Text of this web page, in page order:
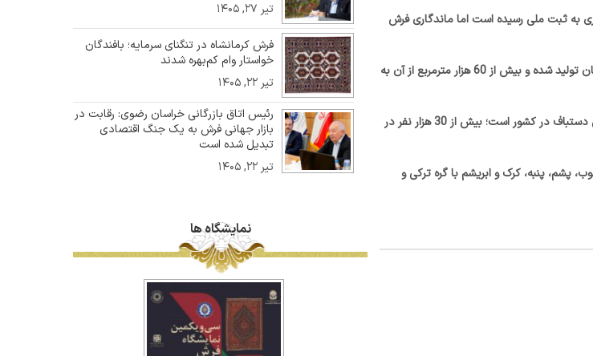
به ثبت ملی رسیده است اما ماندگاری فرش
سالانه 100 هزار مترمربع فرش نفیس و دستباف با گردش مالی 2 هزار میلیارد ریال در این شهرستان تولید شده و بیش از 60 هزار مترمربع از آن به
خوی در شمال آذربایجان غربی و 75 کیلومتری مرز رازی قرار گرفته و از قطب های مهم تولید فرش دستباف در کشور است؛ بیش از 30 هزار نفر در
70 و با استفاده از مواد اولیه مرغوب، پشم، پنبه، کرک و ابریشم با گره ترکی و
تیر ۲۷, ۱۴۰۵
فرش کرمانشاه در تنگنای سرمایه؛ بافندگان
خواستار وام کم‌بهره شدند
تیر ۲۲, ۱۴۰۵
رئیس اتاق بازرگانی خراسان رضوی: رقابت در
بازار جهانی فرش به یک جنگ اقتصادی
تبدیل شده است
تیر ۲۲, ۱۴۰۵
نمایشگاه ها